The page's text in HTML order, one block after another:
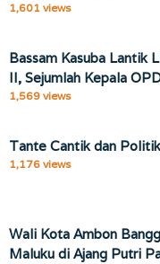
1,601 views
Bassam Kasuba Lantik
II, Sejumlah Kepala
1,569 views
Tante Cantik dan
1,176 views
Wali Kota Ambon
Maluku di Ajang Putri